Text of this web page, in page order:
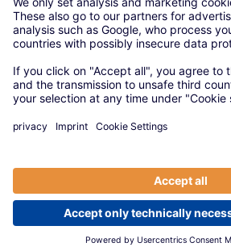
Kreishandwerkerschaft
© 2020 Versorgungswerke|
Cookie-Einstellungen